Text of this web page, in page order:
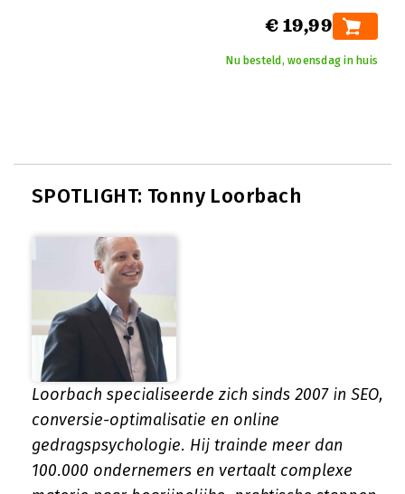
€ 19,99
Nu besteld, woensdag in huis
SPOTLIGHT: Tonny Loorbach
Loorbach specialiseerde zich sinds 2007 in SEO,
conversie-optimalisatie en online
gedragspsychologie. Hij trainde meer dan
100.000 ondernemers en vertaalt complexe